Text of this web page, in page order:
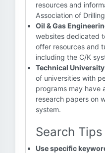
resources and
Association of
Oil & Gas
websites dedicated
offer resources and
including the C/K
Technical
of universities with
programs may have
research papers on
system.
Search Tips
Use specific